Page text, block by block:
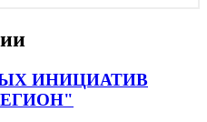
ИНИЦИАТИВ